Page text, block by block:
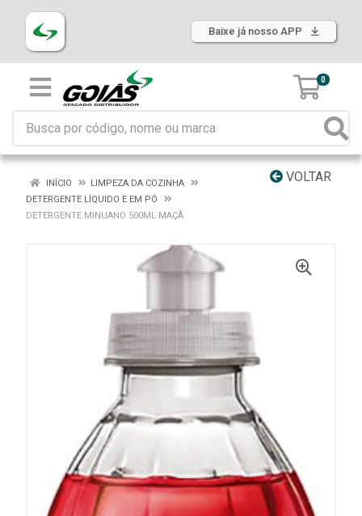
Baixe já nosso APP
0
VOLTAR
INÍCIO
LIMPEZA DA COZINHA
DETERGENTE LÍQUIDO E EM PÓ
DETERGENTE MINUANO 500ML MAÇÃ